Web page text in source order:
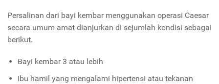
Persalinan dari bayi kembar menggunakan operasi Caesar
secara umum amat dianjurkan di sejumlah kondisi sebagai
berikut.
Bayi kembar 3 atau lebih
Ibu hamil yang mengalami hipertensi atau tekanan